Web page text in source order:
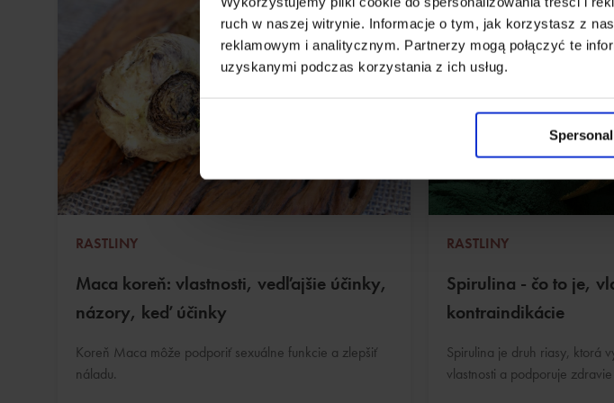
ruch w naszej witrynie. Informacje o tym, jak korzystasz z
reklamowym i analitycznym. Partnerzy mogą połączyć te
uzyskanymi podczas korzystania z ich usług.
RASTLINY
Maca koreň: vlastnosti, vedľajšie účinky,
názory, keď účinky
Koreň Maca môže podporiť sexuálne funkcie a zlepšiť
náladu.
RASTLINY
Spirulina - čo to je,
kontraindikácie
Spirulina je druh riasy, ktorá
vlastnosti a podporuje